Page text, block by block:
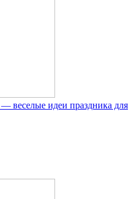
веселые идеи праздника для